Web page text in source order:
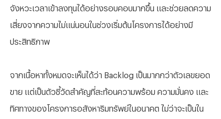
จังหวะเวลาเข้าลงทุนได้อย่างรอบคอบมากขึ้น และช่วยลดความ
เสี่ยงจากความไม่แน่นอนในช่วงเริ่มต้นโครงการได้อย่างมี
ประสิทธิภาพ
จากเนื้อหาทั้งหมดจะเห็นได้ว่า Backlog เป็นมากกว่าตัวเลขยอด
ขาย แต่เป็นตัวชี้วัดสำคัญที่สะท้อนความพร้อม ความมั่นคง และ
ทิศทางของโครงการอสังหาริมทรัพย์ในอนาคต ไม่ว่าจะเป็นใน